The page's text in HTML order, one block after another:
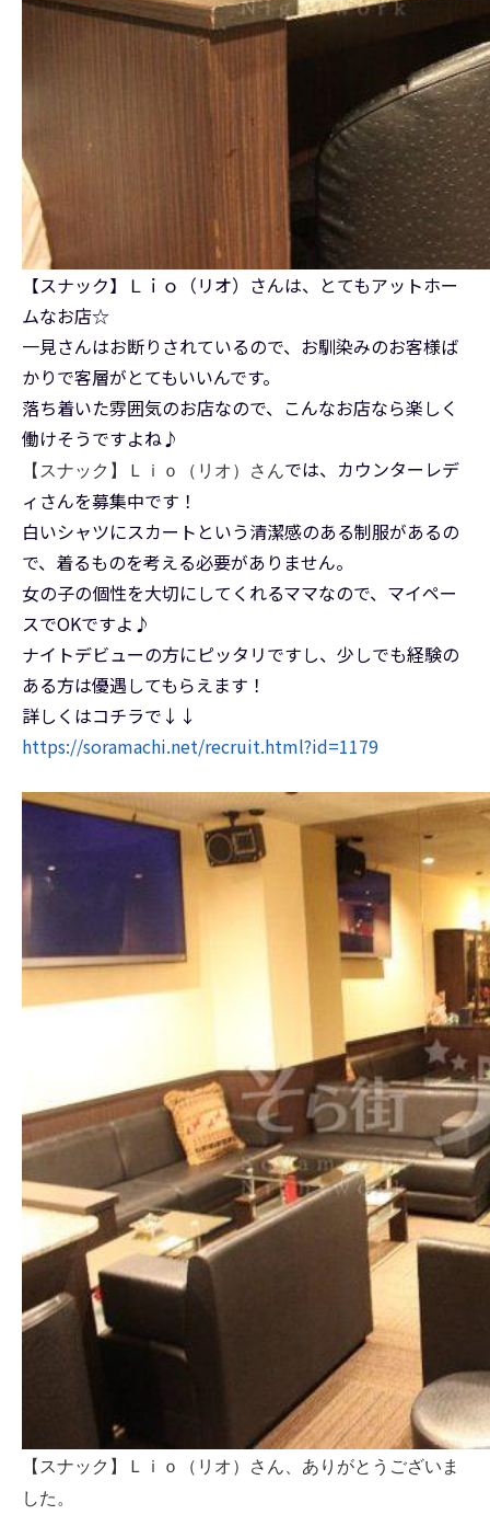
【スナック】Ｌｉｏ（リオ）さんは、とてもアットホー
ムなお店☆
一見さんはお断りされているので、お馴染みのお客様ば
かりで客層がとてもいいんです。
落ち着いた雰囲気のお店なので、こんなお店なら楽しく
働けそうですよね♪
【スナック】Ｌｉｏ（リオ）さんでは、カウンターレデ
ィさんを募集中です！
白いシャツにスカートという清潔感のある制服があるの
で、着るものを考える必要がありません。
女の子の個性を大切にしてくれるママなので、マイペー
スでOKですよ♪
ナイトデビューの方にピッタリですし、少しでも経験の
ある方は優遇してもらえます！
詳しくはコチラで↓↓
https://soramachi.net/recruit.html?id=1179
【スナック】Ｌｉｏ（リオ）さん、ありがとうございま
した。